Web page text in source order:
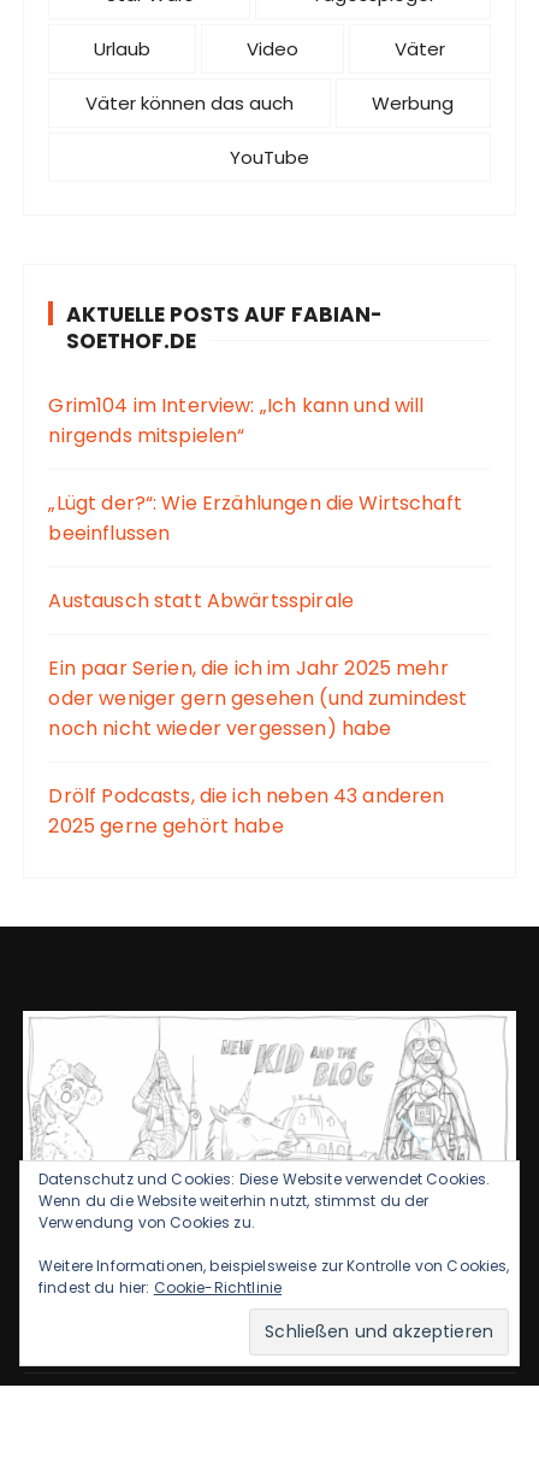
Urlaub Video Väter
Väter können das auch Werbung
YouTube
AKTUELLE POSTS AUF FABIAN-
SOETHOF.DE
Grim104 im Interview: „Ich kann und will
nirgends mitspielen“
„Lügt der?“: Wie Erzählungen die Wirtschaft
beeinflussen
Austausch statt Abwärtsspirale
Ein paar Serien, die ich im Jahr 2025 mehr
oder weniger gern gesehen (und zumindest
noch nicht wieder vergessen) habe
Drölf Podcasts, die ich neben 43 anderen
2025 gerne gehört habe
Datenschutz und Cookies: Diese Website verwendet Cookies.
Wenn du die Website weiterhin nutzt, stimmst du der
Verwendung von Cookies zu.
Weitere Informationen, beispielsweise zur Kontrolle von Cookies,
findest du hier: Cookie-Richtlinie